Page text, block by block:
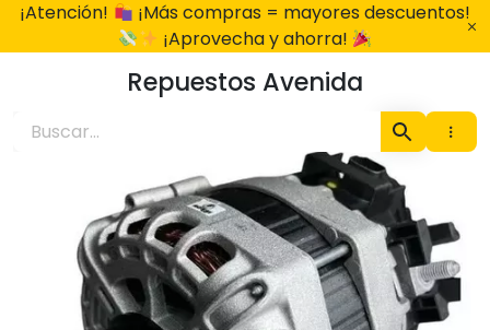
¡Atención!
¡Más compras = mayores descuentos!
¡Aprovecha y ahorra!
Repuestos Avenida